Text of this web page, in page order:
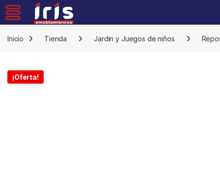
Inicio
Tienda Jardin y Juegos de niños
¡Oferta!